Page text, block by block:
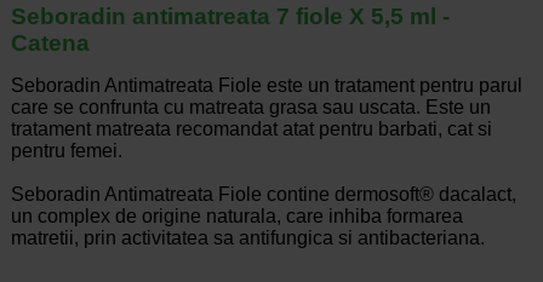
Seboradin antimatreata 7 fiole X 5,5 ml -
Catena
Seboradin Antimatreata Fiole este un tratament pentru parul
care se confrunta cu matreata grasa sau uscata. Este un
tratament matreata recomandat atat pentru barbati, cat si
pentru femei.
Seboradin Antimatreata Fiole contine dermosoft® dacalact,
un complex de origine naturala, care inhiba formarea
matretii, prin activitatea sa antifungica si antibacteriana.